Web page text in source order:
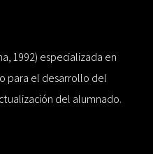
1992) especializada en
para el desarrollo del
del alumnado.